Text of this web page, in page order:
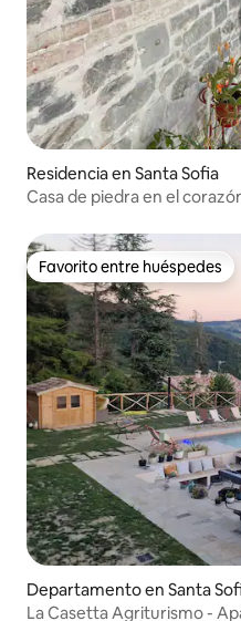
Residencia en Santa Sofia
Casa de piedra en el
Favorito entre huéspedes
Favorito entre huéspedes
Departamento en Santa
La Casetta Agriturismo -